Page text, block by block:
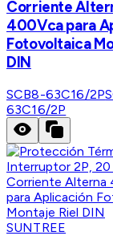
Corriente
400Vca para
Fotovoltaica
DIN
SCB8-63C16/2P
63C16/2P
SUNTREE